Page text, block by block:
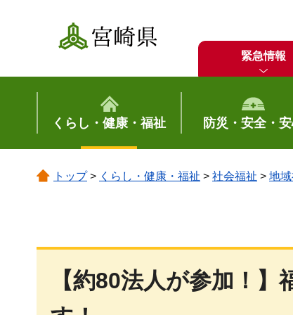
宮崎県
緊急情報
くらし・健康・福祉 防災・安全・
トップ> くらし・健康・福祉 > 社会福祉 > 地
【約80法人が参加！